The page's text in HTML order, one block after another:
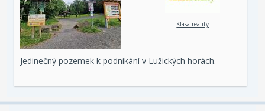
Klasa reality
Jedinečný pozemek k podnikání v Lužických horách.